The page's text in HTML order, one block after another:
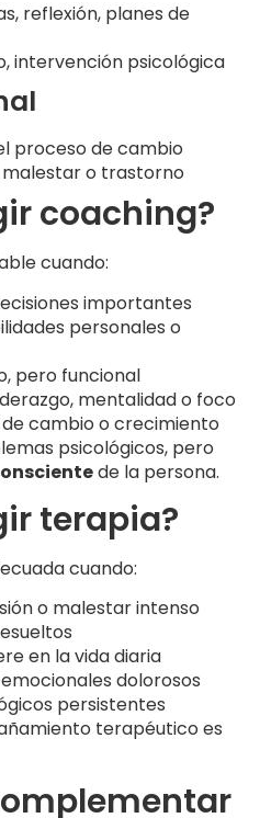
reflexión, planes de
intervención psicológica
proceso de cambio
o trastorno
coaching?
cuando:
importantes
personales o
pero funcional
mentalidad o foco
cambio o crecimiento
psicológicos, pero
de la persona.
terapia?
cuando:
o malestar intenso
en la vida diaria
dolorosos
persistentes
terapéutico es